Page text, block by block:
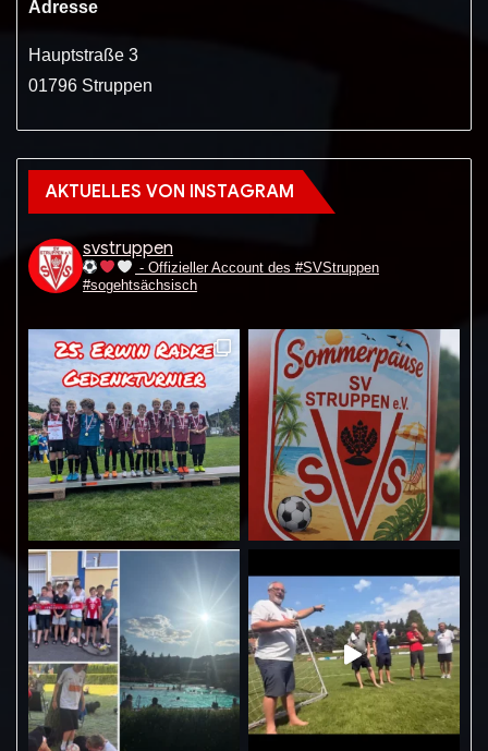
Adresse
Hauptstraße 3
01796 Struppen
AKTUELLES VON INSTAGRAM
svstruppen
- Offizieller Account des #SVStruppen
#sogehtsächsisch